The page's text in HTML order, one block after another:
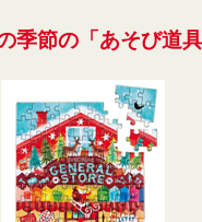
季節の「あそび道具